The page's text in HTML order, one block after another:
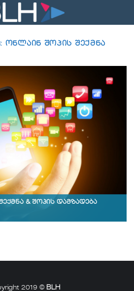
ᲝᲜᲚᲐᲘᲜ ᲨᲝᲞᲘᲡ ᲨᲔᲥᲛᲜᲐ
& შოპის დამზადება
2019 © BLH